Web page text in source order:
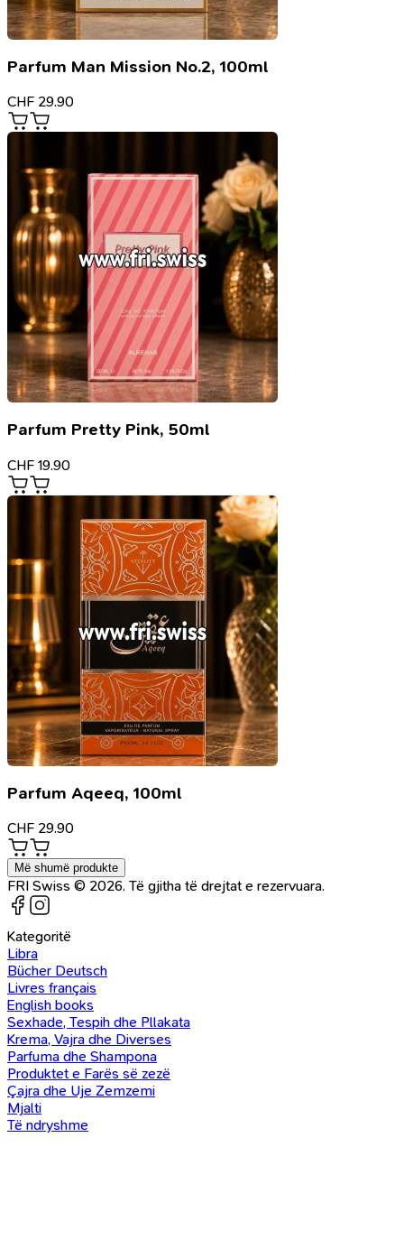
Parfum Man Mission No.2, 100ml
CHF 29.90
Parfum Pretty Pink, 50ml
CHF 19.90
Parfum Aqeeq, 100ml
CHF 29.90
Më shumë produkte
FRI Swiss © 2026. Të gjitha të drejtat e rezervuara.
Kategoritë
Libra
Bücher Deutsch
Livres français
English books
Sexhade, Tespih dhe Pllakata
Krema, Vajra dhe Diverses
Parfuma dhe Shampona
Produktet e Farës së zezë
Çajra dhe Uje Zemzemi
Mjalti
Të ndryshme